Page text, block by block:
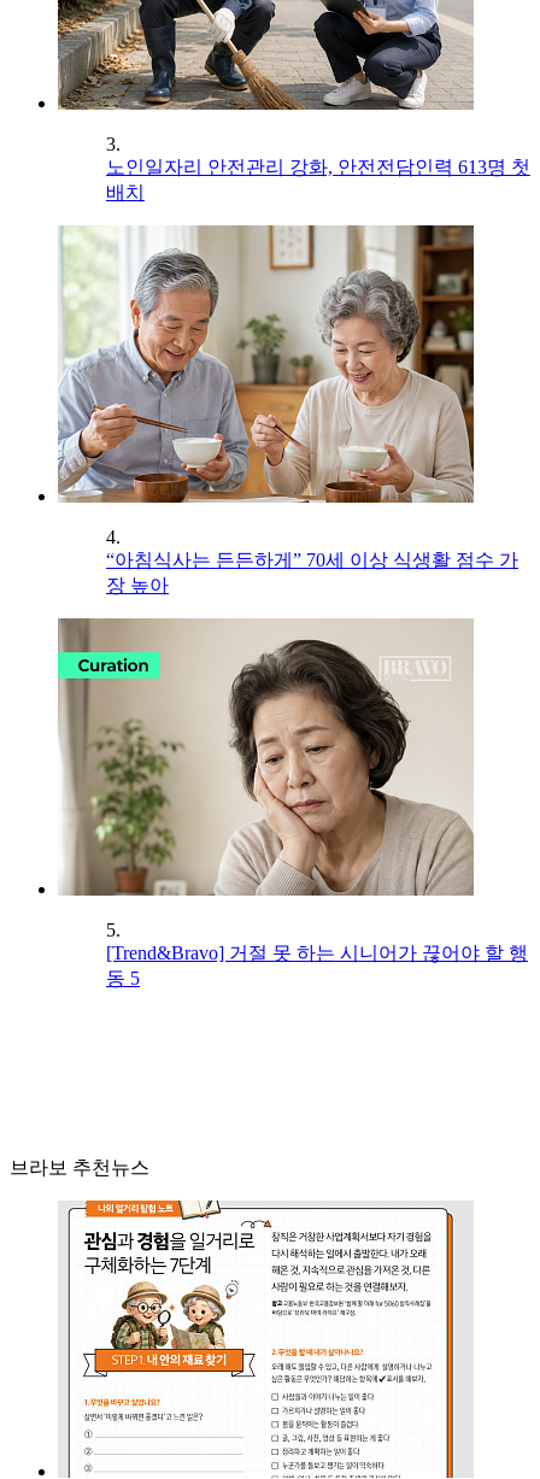
3.
노인일자리 안전관리 강화, 안전전담인력 613명 첫
배치
4.
“아침식사는 든든하게” 70세 이상 식생활 점수 가
장 높아
5.
[Trend&Bravo] 거절 못 하는 시니어가 끊어야 할 행
동 5
브라보 추천뉴스